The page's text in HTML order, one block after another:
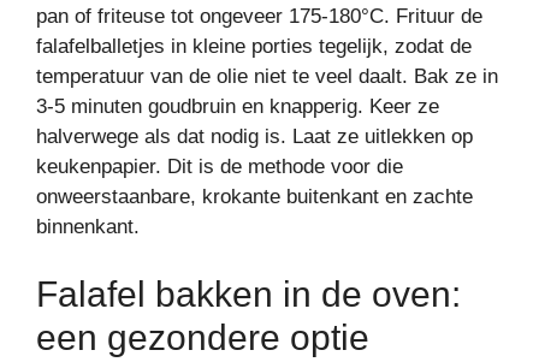
pan of friteuse tot ongeveer 175-180°C. Frituur de
falafelballetjes in kleine porties tegelijk, zodat de
temperatuur van de olie niet te veel daalt. Bak ze in
3-5 minuten goudbruin en knapperig. Keer ze
halverwege als dat nodig is. Laat ze uitlekken op
keukenpapier. Dit is de methode voor die
onweerstaanbare, krokante buitenkant en zachte
binnenkant.
Falafel bakken in de oven:
een gezondere optie